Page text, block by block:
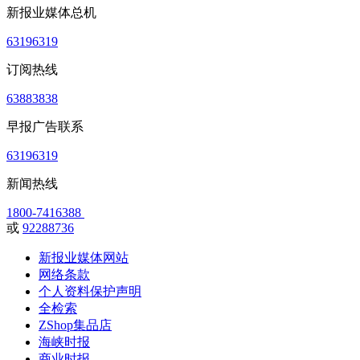
新报业媒体总机
63196319
订阅热线
63883838
早报广告联系
63196319
新闻热线
1800-7416388
或 92288736
新报业媒体网站
网络条款
个人资料保护声明
全检索
ZShop集品店
海峡时报